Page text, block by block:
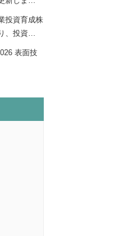
投資育成株
、投資…
表面技